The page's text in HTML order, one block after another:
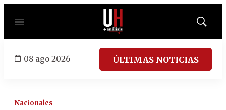
Menú
Mostrar
08 ago 2026 ÚLTIMAS NOTICIAS
Nacionales